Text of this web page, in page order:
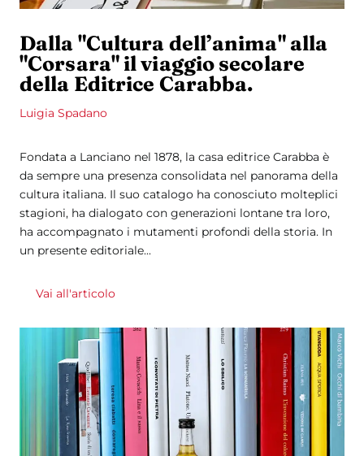
Dalla "Cultura dell’anima" alla
"Corsara" il viaggio secolare
della Editrice Carabba.
Luigia Spadano
Fondata a Lanciano nel 1878, la casa editrice Carabba è
da sempre una presenza consolidata nel panorama della
cultura italiana. Il suo catalogo ha conosciuto molteplici
stagioni, ha dialogato con generazioni lontane tra loro,
ha accompagnato i mutamenti profondi della storia. In
un presente editoriale...
Vai all'articolo